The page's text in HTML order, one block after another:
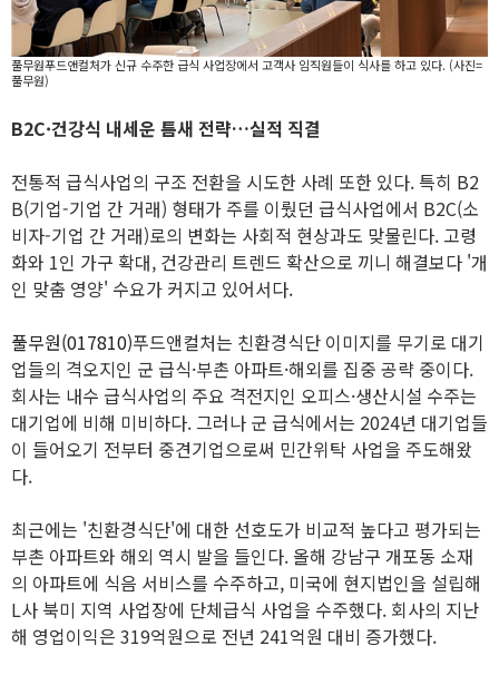
풀무원푸드앤컬처가 신규 수주한 급식 사업장에서 고객사 임직원들이 식사를 하고 있다. (사진=
풀무원)
B2C·건강식 내세운 틈새 전략…실적 직결
전통적 급식사업의 구조 전환을 시도한 사례 또한 있다. 특히 B2
B(기업-기업 간 거래) 형태가 주를 이뤘던 급식사업에서 B2C(소
비자-기업 간 거래)로의 변화는 사회적 현상과도 맞물린다. 고령
화와 1인 가구 확대, 건강관리 트렌드 확산으로 끼니 해결보다 '개
인 맞춤 영양' 수요가 커지고 있어서다.
풀무원(017810)푸드앤컬처는 친환경식단 이미지를 무기로 대기
업들의 격오지인 군 급식·부촌 아파트·해외를 집중 공략 중이다.
회사는 내수 급식사업의 주요 격전지인 오피스·생산시설 수주는
대기업에 비해 미비하다. 그러나 군 급식에서는 2024년 대기업들
이 들어오기 전부터 중견기업으로써 민간위탁 사업을 주도해왔
다.
최근에는 '친환경식단'에 대한 선호도가 비교적 높다고 평가되는
부촌 아파트와 해외 역시 발을 들인다. 올해 강남구 개포동 소재
의 아파트에 식음 서비스를 수주하고, 미국에 현지법인을 설립해
L사 북미 지역 사업장에 단체급식 사업을 수주했다. 회사의 지난
해 영업이익은 319억원으로 전년 241억원 대비 증가했다.